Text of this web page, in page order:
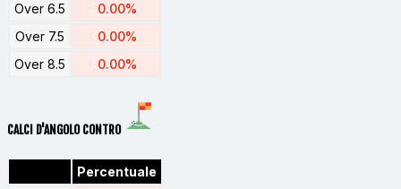
Over 6.5
0.00%
Over 7.5
0.00%
Over 8.5
0.00%
CALCI D'ANGOLO CONTRO
Percentuale